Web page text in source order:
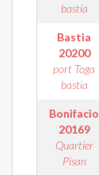
bastia
Bastia
20200
port Toga
bastia
Bonifacio
20169
Quartier
Pisan